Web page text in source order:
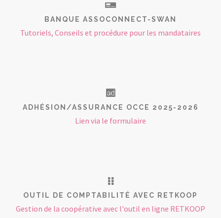
BANQUE ASSOCONNECT-SWAN
Tutoriels, Conseils et procédure pour les mandataires
ADHÉSION/ASSURANCE OCCE 2025-2026
Lien via le formulaire
OUTIL DE COMPTABILITÉ AVEC RETKOOP
Gestion de la coopérative avec l'outil en ligne RETKOOP